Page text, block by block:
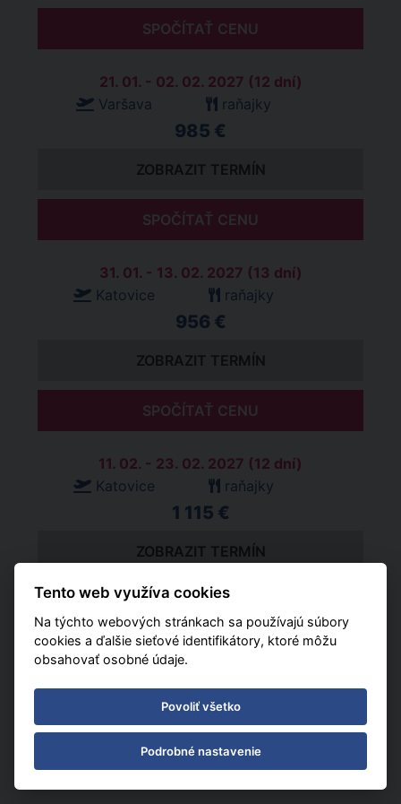
SPOČÍTAŤ CENU
21. 01. - 02. 02. 2027 (12 dní)
Varšava
raňajky
985 €
ZOBRAZIT TERMÍN
SPOČÍTAŤ CENU
31. 01. - 13. 02. 2027 (13 dní)
Katovice
raňajky
956 €
ZOBRAZIT TERMÍN
SPOČÍTAŤ CENU
11. 02. - 23. 02. 2027 (12 dní)
Katovice
raňajky
1 115 €
ZOBRAZIT TERMÍN
SPOČÍTAŤ CENU
Tento web využíva cookies
Na týchto webových stránkach sa používajú súbory
cookies a ďalšie sieťové identifikátory, ktoré môžu
obsahovať osobné údaje.
Povoliť všetko
Podrobné nastavenie